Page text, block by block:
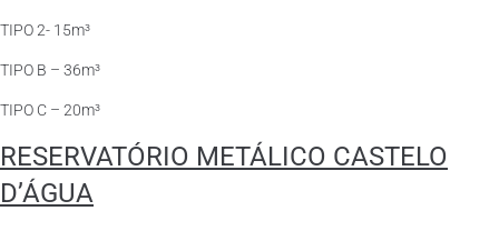
TIPO 2- 15m³
TIPO B – 36m³
TIPO C – 20m³
RESERVATÓRIO METÁLICO CASTELO
D’ÁGUA